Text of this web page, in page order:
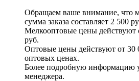
Обращаем ваше внимание, что
сумма заказа составляет 2 500
Мелкооптовые цены действуют
руб.
Оптовые цены действуют от 30
оптовых ценах.
Более подробную информацию
менеджера.